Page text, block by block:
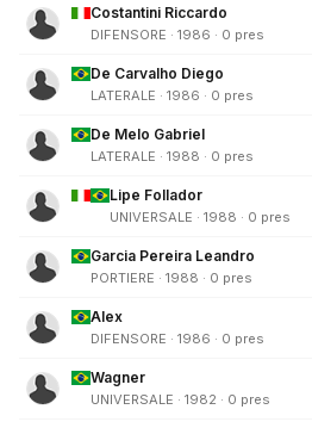
Costantini Riccardo
DIFENSORE · 1986 · 0 pres
De Carvalho Diego
LATERALE · 1986 · 0 pres
De Melo Gabriel
LATERALE · 1988 · 0 pres
Lipe Follador
UNIVERSALE · 1988 · 0 pres
Garcia Pereira Leandro
PORTIERE · 1988 · 0 pres
Alex
DIFENSORE · 1986 · 0 pres
Wagner
UNIVERSALE · 1982 · 0 pres